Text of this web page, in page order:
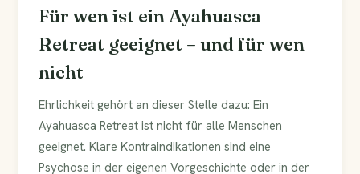
Für wen ist ein Ayahuasca
Retreat geeignet – und für wen
nicht
Ehrlichkeit gehört an dieser Stelle dazu: Ein
Ayahuasca Retreat ist nicht für alle Menschen
geeignet. Klare Kontraindikationen sind eine
Psychose in der eigenen Vorgeschichte oder in der